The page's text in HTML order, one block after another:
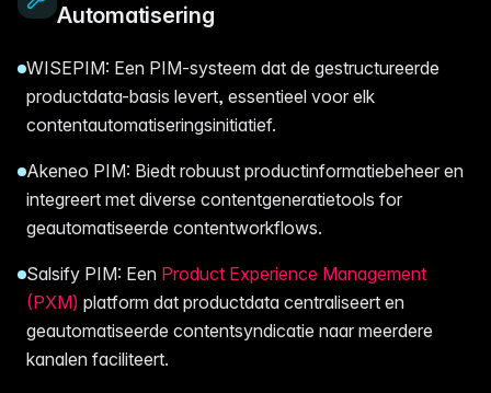
Automatisering
WISEPIM: Een PIM-systeem dat de gestructureerde
productdata-basis levert, essentieel voor elk
contentautomatiseringsinitiatief.
Akeneo PIM: Biedt robuust productinformatiebeheer en
integreert met diverse contentgeneratietools for
geautomatiseerde contentworkflows.
Salsify PIM: Een Product Experience Management
(PXM) platform dat productdata centraliseert en
geautomatiseerde contentsyndicatie naar meerdere
kanalen faciliteert.